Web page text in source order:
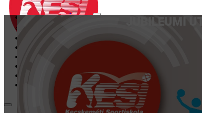
SZAKOSZTÁLYOK
KAPCSOLAT
JUBILEUMI